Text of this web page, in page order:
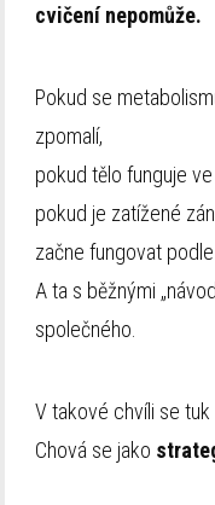
cvičení nepomůže.
Pokud se
zpomalí,
pokud tělo funguje
pokud je zatížené
začne fungovat
A ta s běžnými
společného.
V takové chvíli se
Chová se jako